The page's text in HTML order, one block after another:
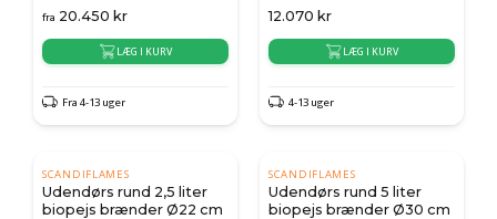
fra 20.450 kr
LÆG I KURV
Fra 4-13 uger
12.070 kr
LÆG I KURV
4-13 uger
SCANDIFLAMES
Udendørs rund 2,5 liter
biopejs brænder Ø22 cm
SCANDIFLAMES
Udendørs rund 5 liter
biopejs brænder Ø30 cm